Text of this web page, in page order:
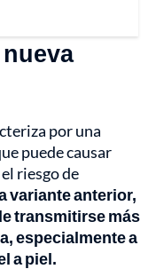
por una
puede causar
riesgo de
variante anterior,
transmitirse más
especialmente a
a piel.